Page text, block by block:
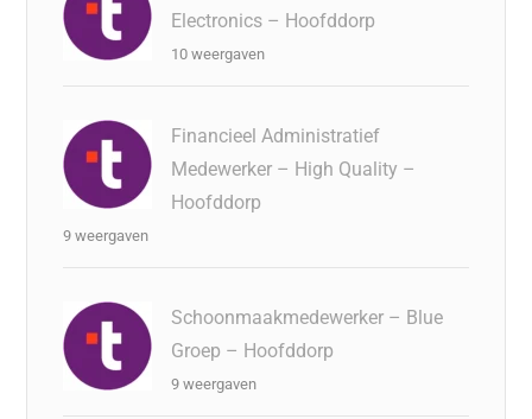
Electronics – Hoofddorp
10 weergaven
Financieel Administratief
Medewerker – High Quality –
Hoofddorp
9 weergaven
Schoonmaakmedewerker – Blue
Groep – Hoofddorp
9 weergaven